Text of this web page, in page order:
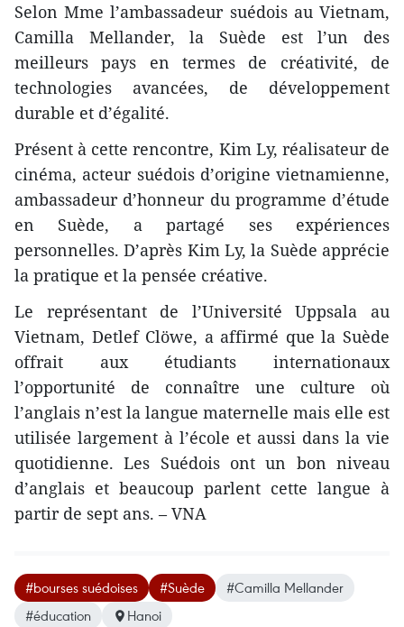
Selon Mme l’ambassadeur suédois au Vietnam,
Camilla Mellander, la Suède est l’un des
meilleurs pays en termes de créativité, de
technologies avancées, de développement
durable et d’égalité.
Présent à cette rencontre, Kim Ly, réalisateur de
cinéma, acteur suédois d’origine vietnamienne,
ambassadeur d’honneur du programme d’étude
en Suède, a partagé ses expériences
personnelles. D’après Kim Ly, la Suède apprécie
la pratique et la pensée créative.
Le représentant de l’Université Uppsala au
Vietnam, Detlef Clöwe, a affirmé que la Suède
offrait aux étudiants internationaux
l’opportunité de connaître une culture où
l’anglais n’est la langue maternelle mais elle est
utilisée largement à l’école et aussi dans la vie
quotidienne. Les Suédois ont un bon niveau
d’anglais et beaucoup parlent cette langue à
partir de sept ans. – VNA
#bourses suédoises #Suède
#Camilla Mellander
#éducation
Hanoi